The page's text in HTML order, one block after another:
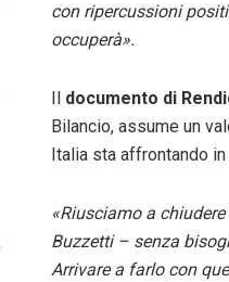
con ripercussioni
occuperà».
Il documento di
Bilancio, assume un
Italia sta affrontando
«Riusciamo a
Buzzetti – senza
Arrivare a farlo con